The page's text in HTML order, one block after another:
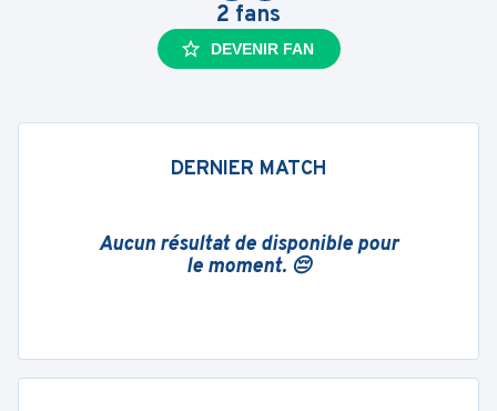
2 fans
DEVENIR FAN
DERNIER MATCH
Aucun résultat de disponible pour
le moment. 😔